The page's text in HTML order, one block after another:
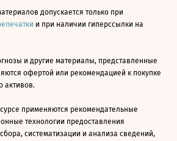
допускается только при
и при наличии гиперссылки на
и другие материалы, представленные
офертой или рекомендацией к покупке
активов.
применяются рекомендательные
технологии предоставления
систематизации и анализа сведений,